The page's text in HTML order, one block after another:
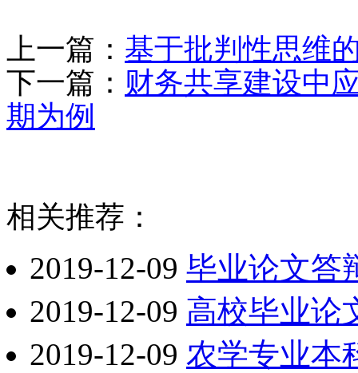
上一篇： 基于批判性思维
下一篇： 财务共享建设中
期为例
相关推荐：
2019-12-09 毕业论文答
2019-12-09 高校毕业论
2019-12-09 农学专业本